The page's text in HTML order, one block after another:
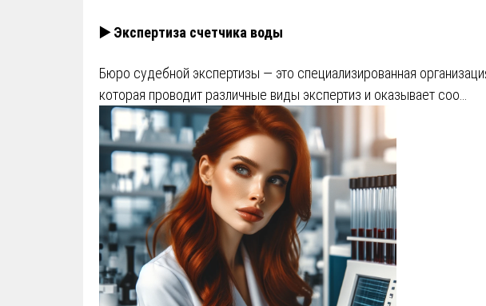
▶️ Экспертиза счетчика воды
Бюро судебной экспертизы — это специализированная
которая проводит различные виды экспертиз и оказывает соо…